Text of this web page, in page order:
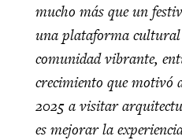
mucho más que un
una plataforma
comunidad vibrante,
crecimiento que motivó
2025 a visitar
es mejorar la